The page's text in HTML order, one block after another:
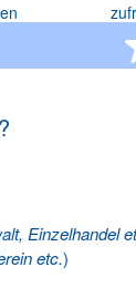
Einzelhandel
etc.)